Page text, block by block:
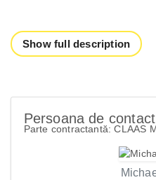
Show full description
Persoana de contact
Parte contractantă: CLAAS